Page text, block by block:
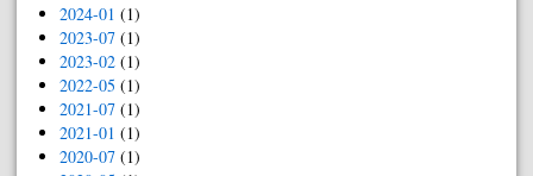
2024-01 (1)
2023-07(1)
2023-02(1)
2022-05 (1)
2021-07(1)
2021-01 (1)
2020-07(1)